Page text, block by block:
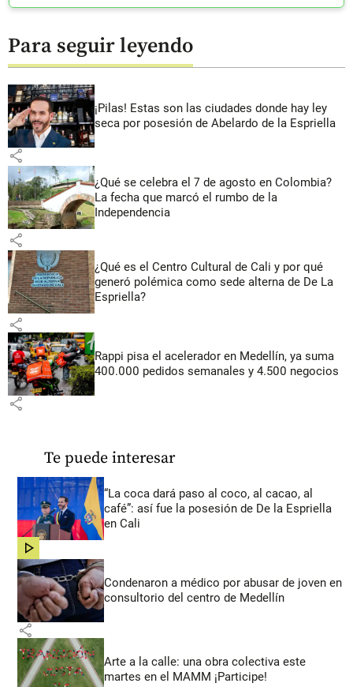
Para seguir leyendo
¡Pilas! Estas son las ciudades donde hay ley
seca por posesión de Abelardo de la Espriella
share
¿Qué se celebra el 7 de agosto en Colombia?
La fecha que marcó el rumbo de la
Independencia
share
¿Qué es el Centro Cultural de Cali y por qué
generó polémica como sede alterna de De La
Espriella?
share
Rappi pisa el acelerador en Medellín, ya suma
400.000 pedidos semanales y 4.500 negocios
share
Te puede interesar
“La coca dará paso al coco, al cacao, al
café”: así fue la posesión de De la Espriella
en Cali
share
Condenaron a médico por abusar de joven en
consultorio del centro de Medellín
share
Arte a la calle: una obra colectiva este
martes en el MAMM ¡Participe!